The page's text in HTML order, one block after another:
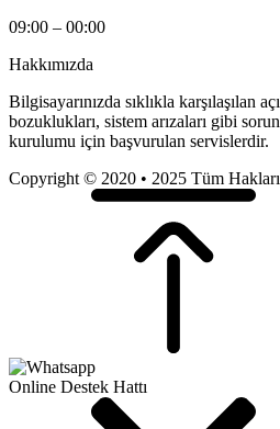
09:00 – 00:00
Hakkımızda
Bilgisayarınızda sıklıkla karşılaşılan
bozuklukları, sistem arızaları gibi
kurulumu için başvurulan servislerdir.
Copyright © 2020 • 2025 Tüm Hakları
Online Destek Hattı